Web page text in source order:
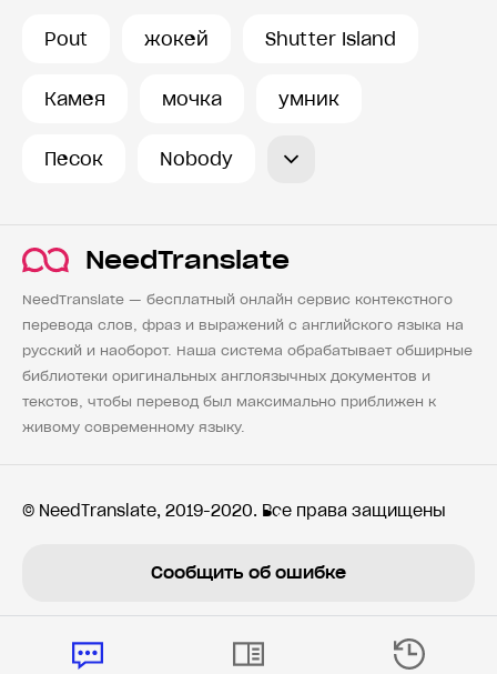
Pout жокей Shutter Island
Камея мочка умник
Песок Nobody
NeedTranslate
NeedTranslate — бесплатный онлайн сервис контекстного
перевода слов, фраз и выражений с английского языка на
русский и наоборот. Наша система обрабатывает обширные
библиотеки оригинальных англоязычных документов и
текстов, чтобы перевод был максимально приближен к
живому современному языку.
© NeedTranslate, 2019-2020. Все права защищены
Сообщить об ошибке